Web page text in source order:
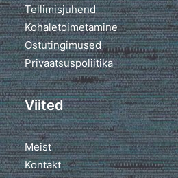
Tellimisjuhend
Kohaletoimetamine
Ostutingimused
Privaatsuspoliitika
Viited
Meist
Kontakt